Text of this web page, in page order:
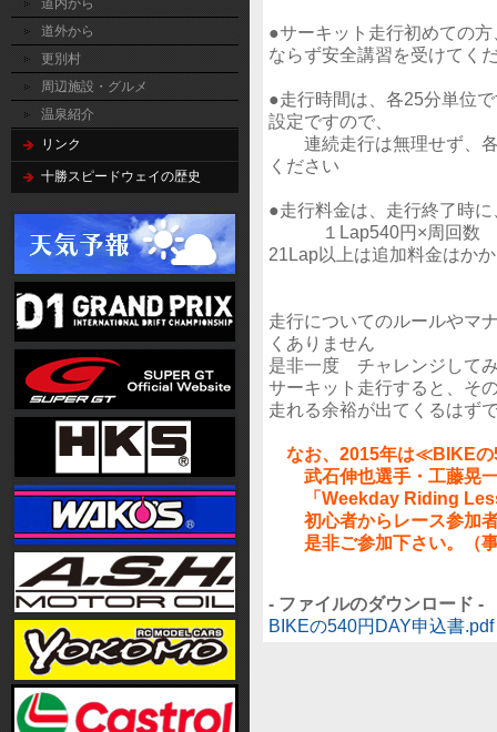
道内から
道外から
更別村
周辺施設・グルメ
温泉紹介
リンク
十勝スピードウェイの歴史
●サーキット走行初めての
ならず安全講習を受けてく
●走行時間は、各25分単位
設定ですので、
連続走行は無理せず、各
ください
●走行料金は、走行終了時
１Lap540円×周回数
21Lap以上は追加料金はか
走行についてのルールやマ
くありません
是非一度 チャレンジして
サーキット走行すると、そ
走れる余裕が出てくるはず
なお、2015年は≪BIKE
武石伸也選手・工藤晃一
「Weekday Riding
初心者からレース参加者
是非ご参加下さい。（事
- ファイルのダウンロード -
BIKEの540円DAY申込書.pdf